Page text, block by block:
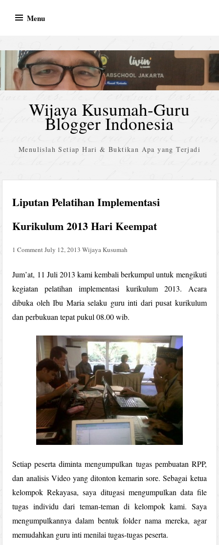
Menu
Wijaya Kusumah-Guru
Blogger Indonesia
Menulislah Setiap Hari & Buktikan Apa yang Terjadi
Liputan Pelatihan Implementasi
Kurikulum 2013 Hari Keempat
1 Comment July 12, 2013 Wijaya Kusumah
Jum’at, 11 Juli 2013 kami kembali berkumpul untuk mengikuti
kegiatan pelatihan implementasi kurikulum 2013. Acara
dibuka oleh Ibu Maria selaku guru inti dari pusat kurikulum
dan perbukuan tepat pukul 08.00 wib.
Setiap peserta diminta mengumpulkan tugas pembuatan RPP,
dan analisis Video yang ditonton kemarin sore. Sebagai ketua
kelompok Rekayasa, saya ditugasi mengumpulkan data file
tugas individu dari teman-teman di kelompok kami. Saya
mengumpulkannya dalam bentuk folder nama mereka, agar
memudahkan guru inti menilai tugas-tugas peserta.